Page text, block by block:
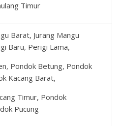
Timur
Barat, Jurang Mangu
Baru, Perigi Lama,
Pondok Betung, Pondok
Kacang Barat,
Timur, Pondok
Pucung